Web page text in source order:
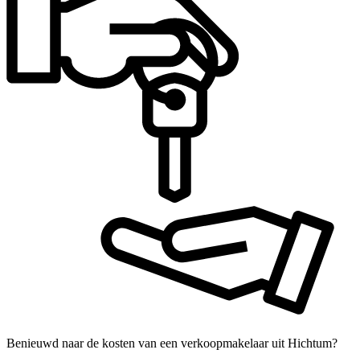
Benieuwd naar de kosten van een verkoopmakelaar uit Hichtum?